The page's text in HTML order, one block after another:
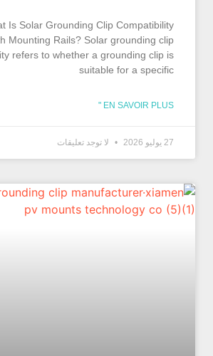
Is Solar Grounding Clip Compatibility
Mounting Rails? Solar grounding clip
refers to whether a grounding clip is
suitable for a specific
EN SAVOIR PLUS "
27 يوليو 2026 لا توجد تعليقات